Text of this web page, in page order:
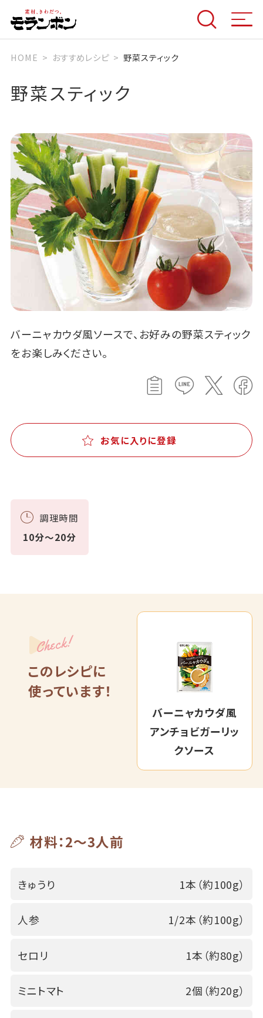
HOME おすすめレシピ 野菜スティック
野菜スティック
バーニャカウダ風ソースで、お好みの野菜スティック
をお楽しみください。
お気に入りに登録
調理時間
10分～20分
Check!
このレシピに
使っています！
バーニャカウダ風
アンチョビガーリッ
クソース
材料：2～3人前
きゅうり 1本（約100g）
人参 1/2本（約100g）
セロリ 1本（約80g）
ミニトマト 2個（約20g）